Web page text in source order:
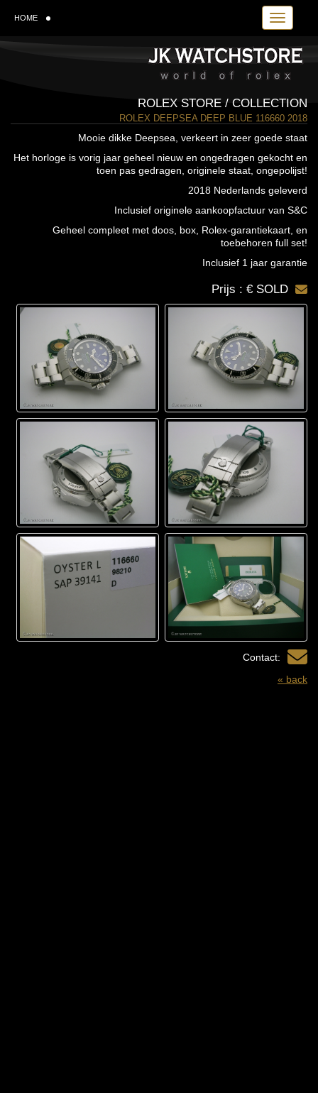
Toggle
HOME
ROLEX STORE / COLLECTION
ROLEX DEEPSEA DEEP BLUE 116660 2018
Mooie dikke Deepsea, verkeert in zeer goede staat
Het horloge is vorig jaar geheel nieuw en ongedragen gekocht en
toen pas gedragen, originele staat, ongepolijst!
2018 Nederlands geleverd
Inclusief originele aankoopfactuur van S&C
Geheel compleet met doos, box, Rolex-garantiekaart, en
toebehoren full set!
Inclusief 1 jaar garantie
Prijs : € SOLD
Contact:
« back